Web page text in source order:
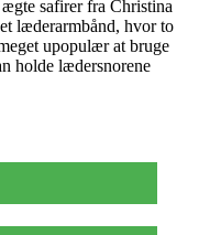
Charm
safirer fra Christina
læderarmbånd, hvor to
upopulær at bruge
holde lædersnorene